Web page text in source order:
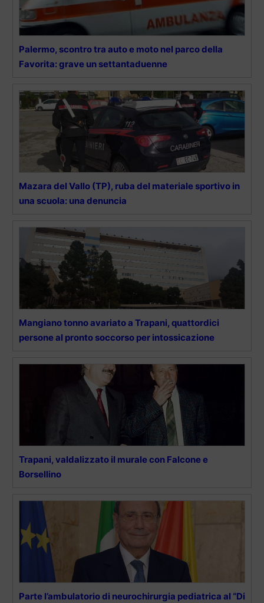
Palermo, scontro tra auto e moto nel parco della
Favorita: grave un settantaduenne
Mazara del Vallo (TP), ruba del materiale sportivo in
una scuola: una denuncia
Mangiano tonno avariato a Trapani, quattordici
persone al pronto soccorso per intossicazione
Trapani, valdalizzato il murale con Falcone e
Borsellino
Parte l’ambulatorio di neurochirurgia pediatrica al “Di